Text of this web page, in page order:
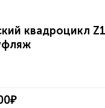
квадроцикл